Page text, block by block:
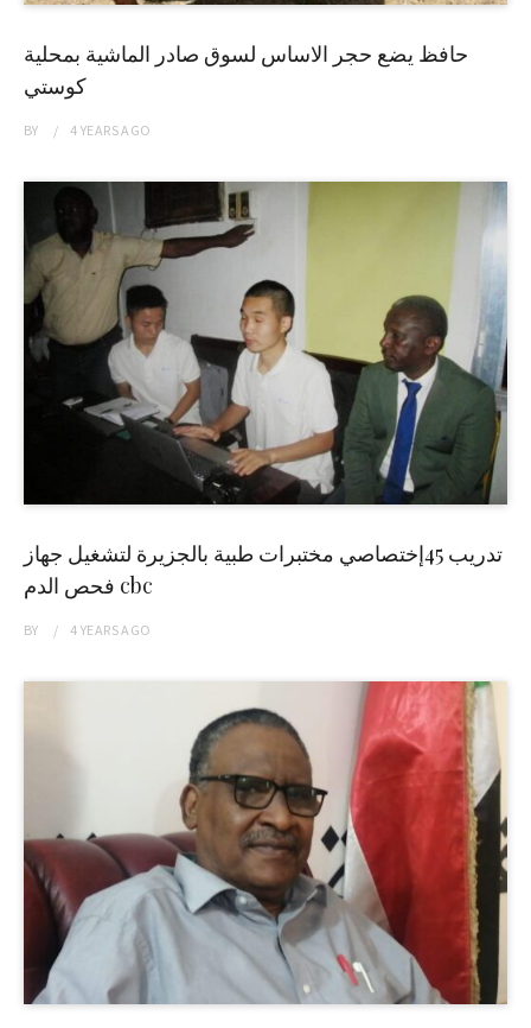
حافظ يضع حجر الاساس لسوق صادر الماشية بمحلية
كوستي
BY 4 YEARSAGO
تدريب 45إختصاصي مختبرات طبية بالجزيرة لتشغيل جهاز
فحص الدم cbc
BY 4 YEARSAGO